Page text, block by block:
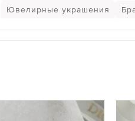
Ювелирные украшения